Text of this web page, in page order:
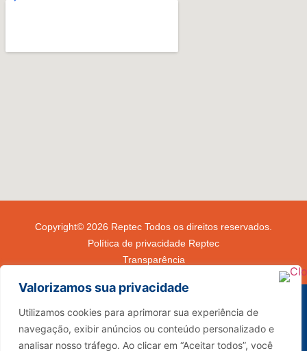
Valorizamos sua privacidade
Utilizamos cookies para aprimorar sua experiência de
navegação, exibir anúncios ou conteúdo personalizado e
analisar nosso tráfego. Ao clicar em “Aceitar todos”, você
Copyright© 2026 Reptec Todos os direitos reservados.
Política de privacidade Reptec
Transparência
(34) 3291-4000